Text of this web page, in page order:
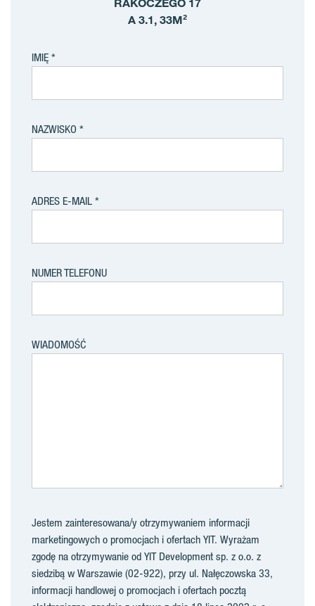
RAKOCZEGO 17
A 3.1, 33M²
IMIĘ
NAZWISKO
ADRES E-MAIL
NUMER TELEFONU
WIADOMOŚĆ
Jestem zainteresowana/y otrzymywaniem informacji
marketingowych o promocjach i ofertach YIT. Wyrażam
zgodę na otrzymywanie od YIT Development sp. z o.o. z
siedzibą w Warszawie (02-922), przy ul. Nałęczowska 33,
informacji handlowej o promocjach i ofertach pocztą